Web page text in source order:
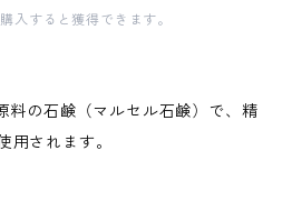
入すると獲得できます。
料の石鹸（マルセル石鹸）で、精
用されます。